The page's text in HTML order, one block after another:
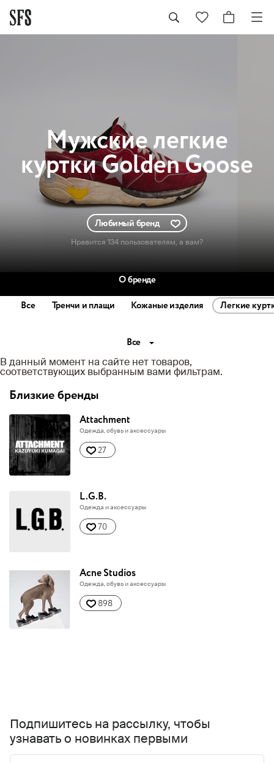
Мужскиелегкие
куртки Golden Goose
Любимый бренд
Нравится 134 пользователям, а вам?
О бренде
Все
Тренчи и плащи Кожаные изделия Легкие
Все
В данный момент на сайте нет товаров,
соответствующих выбранным вами фильтрам.
Близкие бренды
Attachment
Одежда, обувь и аксессуары
27
L.G.B.
Одежда и аксессуары
70
Acne Studios
Одежда, обувь и аксессуары
898
Подпишитесь на рассылку, чтобы
узнавать о новинках первыми